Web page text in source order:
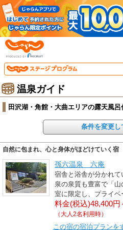
温泉ガイド
田沢湖・角館・大曲エリアの露天風
条件を変更し
自然に包まれ、心と身体がほどけていく宿
孫六温泉 六庵
宿舎と浴舎が分かれ
泉の泉質も豊富で「
室に限定し、プライベ
料金(税込)48,400円
（大人2名利用時）
この宿の宿泊プランを